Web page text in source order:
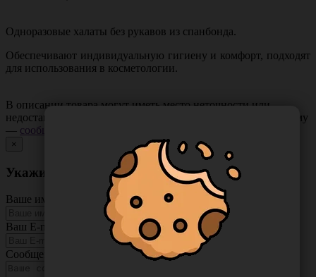
Одноразовые халаты без рукавов из спанбонда.
Обеспечивают индивидуальную гигиену и комфорт, подходят
для использования в косметологии.
В описании товара могут иметь место неточности или
недостающая информация. Если вы заметили такую проблему
— сообщите нам
×
Укажите неточность в описании товара
Ваше имя
Ваш E-mail
Сообщение